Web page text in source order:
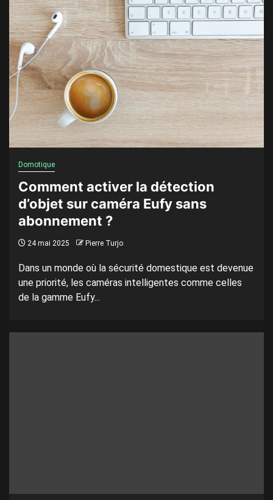
Domotique
Comment activer la détection
d’objet sur caméra Eufy sans
abonnement ?
24 mai 2025 Pierre Turjo
Dans un monde où la sécurité domestique est devenue
une priorité, les caméras intelligentes comme celles
de la gamme Eufy...